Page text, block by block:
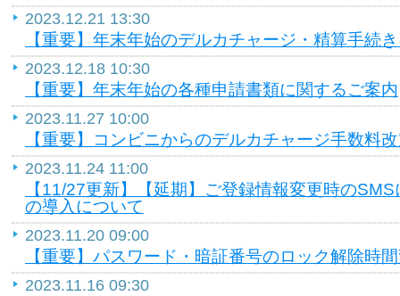
2023.12.21 13:30
【重要】年末年始のデルカチャージ・精算手続
2023.12.18 10:30
【重要】年末年始の各種申請書類に関するご案内
2023.11.27 10:00
【重要】コンビニからのデルカチャージ手数料
2023.11.24 11:00
【11/27更新】【延期】ご登録情報変更時の
の導入について
2023.11.20 09:00
【重要】パスワード・暗証番号のロック解除時
2023.11.16 09:30